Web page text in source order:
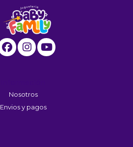
Nosotros
Envios y pagos